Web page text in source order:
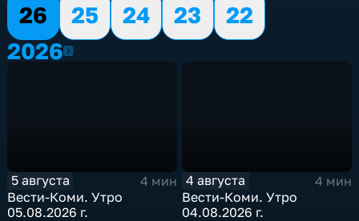
26
25 24 23
22
20262026
5 августа
4 мин
Вести-Коми. Утро
05.08.2026 г.
4 августа
4 мин
Вести-Коми. Утро
04.08.2026 г.